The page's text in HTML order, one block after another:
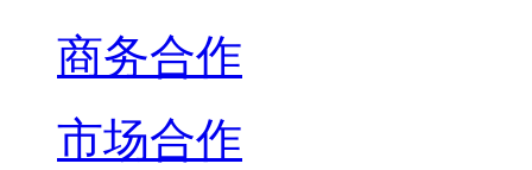
商务合作
市场合作